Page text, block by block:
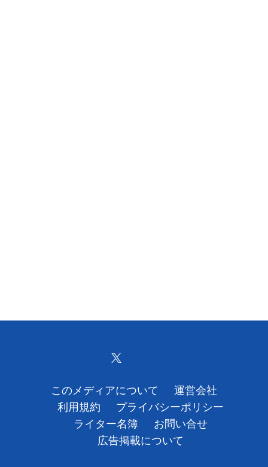
このメディアについて
運営会社
利用規約
プライバシーポリシー
ライター名簿
お問い合せ
広告掲載について